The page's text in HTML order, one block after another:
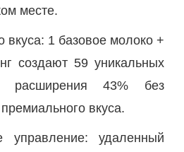
месте.
вкуса: 1 базовое молоко +
создают 59 уникальных
расширения 43% без
вкуса.
управление: удаленный